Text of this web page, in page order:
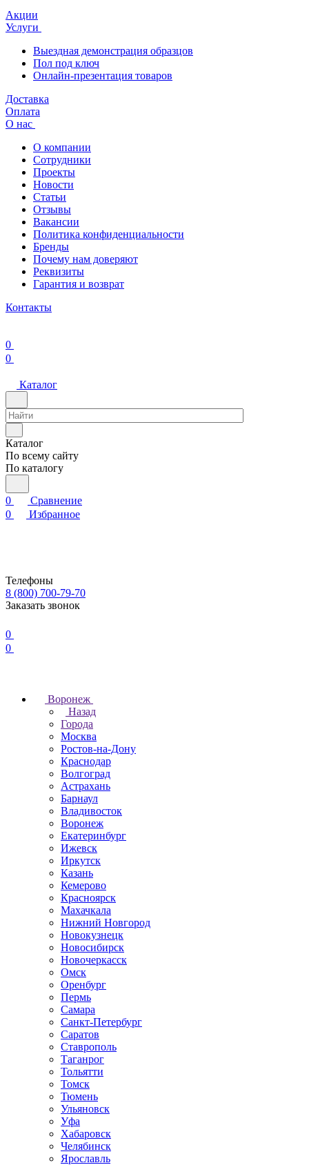
Акции
Услуги
Выездная демонстрация образцов
Пол под ключ
Онлайн-презентация товаров
Доставка
Оплата
О нас
О компании
Сотрудники
Проекты
Новости
Статьи
Отзывы
Вакансии
Политика конфиденциальности
Бренды
Почему нам доверяют
Реквизиты
Гарантия и возврат
Контакты
0
0
Каталог
Каталог
По всему сайту
По каталогу
0
Сравнение
0
Избранное
Телефоны
8 (800) 700-79-70
Заказать звонок
0
0
Воронеж
Назад
Города
Москва
Ростов-на-Дону
Краснодар
Волгоград
Астрахань
Барнаул
Владивосток
Воронеж
Екатеринбург
Ижевск
Иркутск
Казань
Кемерово
Красноярск
Махачкала
Нижний Новгород
Новокузнецк
Новосибирск
Новочеркаcск
Омск
Оренбург
Пермь
Самара
Санкт-Петербург
Саратов
Ставрополь
Таганрог
Тольятти
Томск
Тюмень
Ульяновск
Уфа
Хабаровск
Челябинск
Ярославль